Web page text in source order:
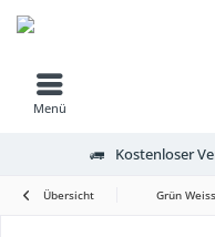
Menü
Kostenloser
Übersicht Grün